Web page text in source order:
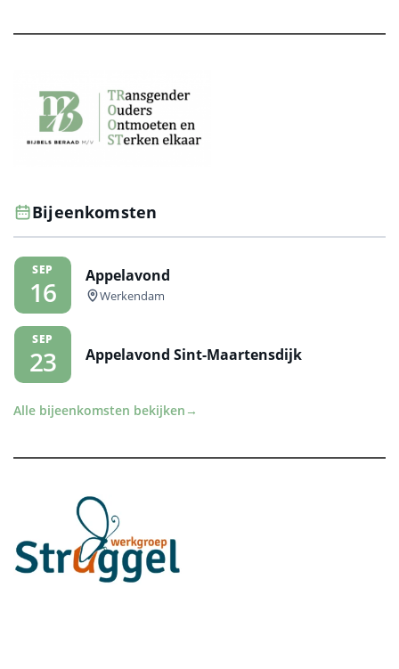
Bijeenkomsten
SEP
16
Appelavond
Werkendam
SEP
23 Appelavond Sint-Maartensdijk
Alle bijeenkomsten bekijken →